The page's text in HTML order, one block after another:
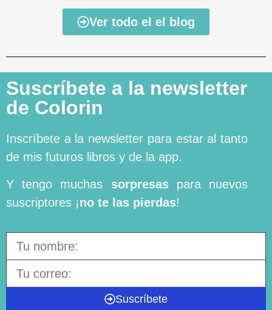
Ver todo el el blog
Suscríbete a la newsletter
de Colorin
Inscríbete a la newsletter para estar al tanto
de mis futuros libros y de la app.
Y tengo muchas sorpresaspara nuevos
suscriptores ¡no te las pierdas!
Suscríbete